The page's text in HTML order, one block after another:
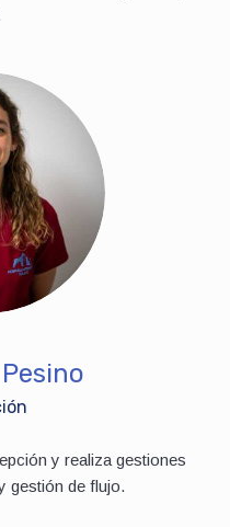
y realiza gestiones
gestión de flujo.